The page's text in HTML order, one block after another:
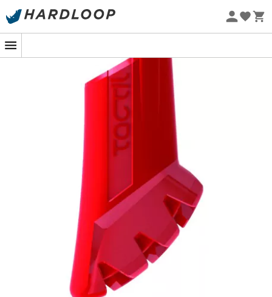
Letnie promocje 🔥 -5% DODATKOWO przy zakupie 2